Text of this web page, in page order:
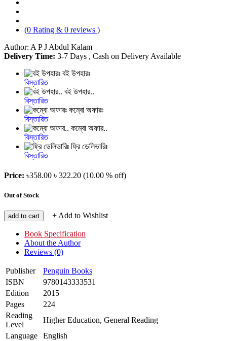
(0 Rating & 0 reviews )
Author: A P J Abdul Kalam
Delivery Time: 3-7 Days , Cash on Delivery Available
বই উপহারঃ
বিস্তারিত
বই উপহার..
বিস্তারিত
কম্বো অফারঃ
বিস্তারিত
কম্বো অফার..
বিস্তারিত
ফ্রি ডেলিভারিঃ
বিস্তারিত
Price: ৳358.00 ৳ 322.20 (10.00 % off)
Out of Stock
add to cart + Add to Wishlist
Book Specification
About the Author
Reviews (0)
Publisher
Penguin Books
ISBN
9780143333531
Edition
2015
Pages
224
Reading
Level
Higher Education, General Reading
Language
English